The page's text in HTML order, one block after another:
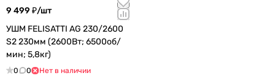
9 499 ₽/шт
УШМ FELISATTI AG 230/2600
S2 230мм (2600Вт; 6500об/
мин; 5,8кг)
0 0 Нет в наличии